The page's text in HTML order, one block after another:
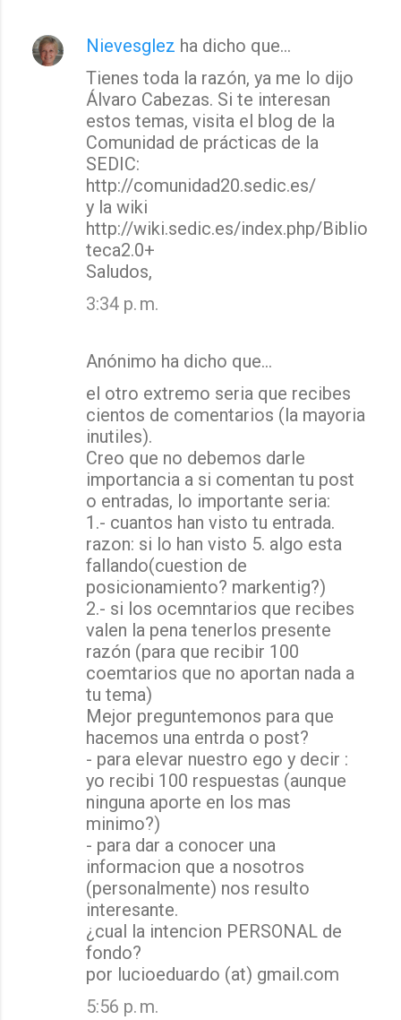
Nievesglez ha dicho que…
Tienes toda la razón, ya me lo dijo
Álvaro Cabezas. Si te interesan
estos temas, visita el blog de la
Comunidad de prácticas de la
SEDIC:
http://comunidad20.sedic.es/
y la wiki
http://wiki.sedic.es/index.php/Biblio
teca2.0+
Saludos,
3:34 p. m.
Anónimo ha dicho que…
el otro extremo seria que recibes
cientos de comentarios (la mayoria
inutiles).
Creo que no debemos darle
importancia a si comentan tu post
o entradas, lo importante seria:
1.- cuantos han visto tu entrada.
razon: si lo han visto 5. algo esta
fallando(cuestion de
posicionamiento? markentig?)
2.- si los ocemntarios que recibes
valen la pena tenerlos presente
razón (para que recibir 100
coemtarios que no aportan nada a
tu tema)
Mejor preguntemonos para que
hacemos una entrda o post?
- para elevar nuestro ego y decir :
yo recibi 100 respuestas (aunque
ninguna aporte en los mas
minimo?)
- para dar a conocer una
informacion que a nosotros
(personalmente) nos resulto
interesante.
¿cual la intencion PERSONAL de
fondo?
por lucioeduardo (at) gmail.com
5:56 p. m.